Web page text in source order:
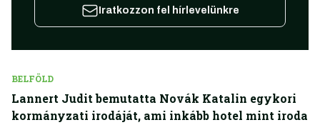
Iratkozzon fel hírlevelünkre
BELFÖLD
Lannert Judit bemutatta Novák Katalin egykori
kormányzati irodáját, ami inkább hotel mint iroda